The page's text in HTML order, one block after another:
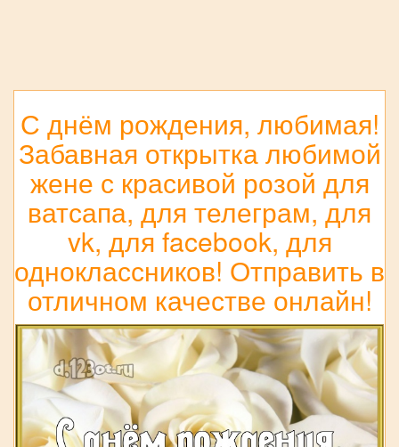
С днём рождения, любимая!
Забавная открытка любимой
жене с красивой розой для
ватсапа, для телеграм, для
vk, для facebook, для
одноклассников! Отправить в
отличном качестве онлайн!